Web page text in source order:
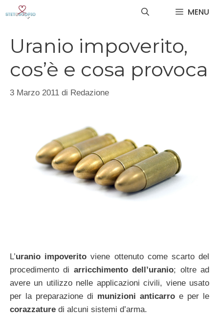
MENU
Uranio impoverito,
cos’è e cosa provoca
3 Marzo 2011 di Redazione
L’uranio impoverito viene ottenuto come scarto del
procedimento di arricchimento dell’uranio; oltre ad
avere un utilizzo nelle applicazioni civili, viene usato
per la preparazione di munizioni anticarro e per le
corazzature di alcuni sistemi d’arma.